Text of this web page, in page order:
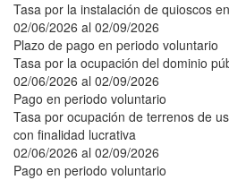
Tasa por la instalación de quioscos
02/06/2026 al 02/09/2026
Plazo de pago en periodo voluntario
Tasa por la ocupación del dominio
02/06/2026 al 02/09/2026
Pago en periodo voluntario
Tasa por ocupación de terrenos de
con finalidad lucrativa
02/06/2026 al 02/09/2026
Pago en periodo voluntario